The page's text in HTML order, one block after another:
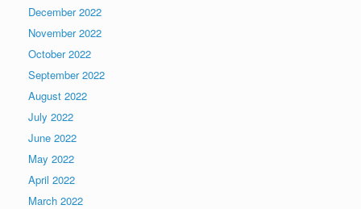
December 2022
November 2022
October 2022
September 2022
August 2022
July 2022
June 2022
May 2022
April 2022
March 2022